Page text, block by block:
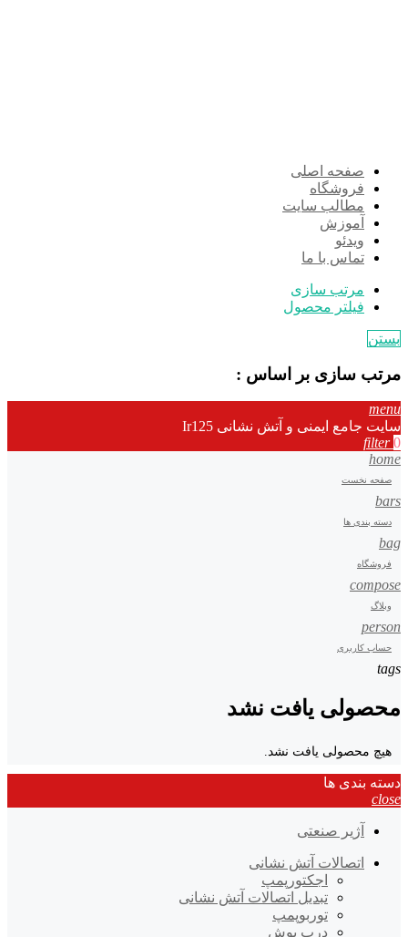
صفحه اصلی
فروشگاه
مطالب سایت
آموزش
ویدئو
تماس با ما
مرتب سازی
فیلتر محصول
بستن
مرتب سازی بر اساس :
menu
سایت جامع ایمنی و آتش نشانی Ir125
filter 0
home
صفحه نخست
bars
دسته بندی ها
bag
فروشگاه
compose
وبلاگ
person
حساب کاربری
tags
محصولی یافت نشد
هیچ محصولی یافت نشد.
دسته بندی ها
close
آژیر صنعتی
اتصالات آتش نشانی
اجکتورپمپ
تبدیل اتصالات آتش نشانی
توربوپمپ
درب پوش